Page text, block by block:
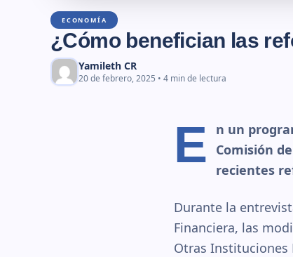
ECONOMÍA
¿Cómo benefician las
Yamileth CR
20 de febrero, 2025 • 4 min de lectura
E
n un
Comisión
recientes
Durante la
Financiera, las
Otras Instituciones